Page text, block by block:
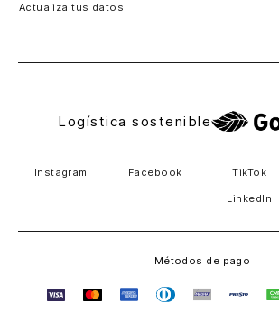
Actualiza tus datos
Logística sostenible
Instagram Facebook TikTok
LinkedIn
Métodos de pago